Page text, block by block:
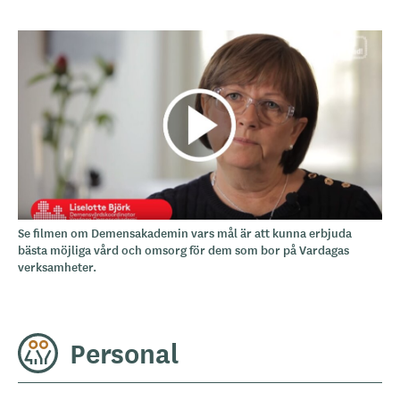
Se filmen om Demensakademin vars mål är att kunna erbjuda
bästa möjliga vård och omsorg för dem som bor på Vardagas
verksamheter.
Personal